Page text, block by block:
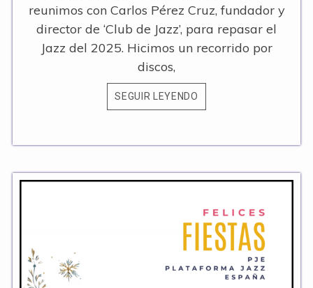
reunimos con Carlos Pérez Cruz, fundador y
director de ‘Club de Jazz’, para repasar el
Jazz del 2025. Hicimos un recorrido por
discos,
SEGUIR LEYENDO